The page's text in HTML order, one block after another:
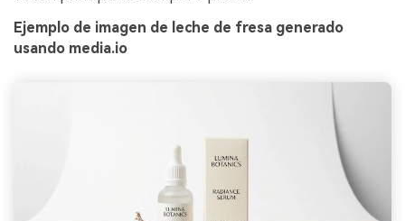
Ejemplo de imagen de leche de fresa generado
usando media.io